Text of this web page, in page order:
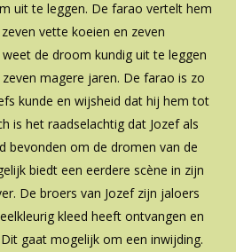
uit te leggen. De farao vertelt hem
vette koeien en zeven
de droom kundig uit te leggen
magere jaren. De farao is zo
kunde en wijsheid dat hij hem tot
is het raadselachtig dat Jozef als
bevonden om de dromen van de
biedt een eerdere scène in zijn
De broers van Jozef zijn jaloers
kleed heeft ontvangen en
gaat mogelijk om een inwijding.